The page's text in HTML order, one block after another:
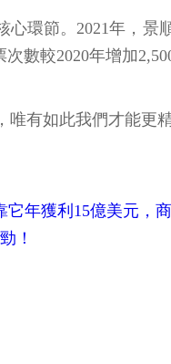
心環節。2021年，
數較2020年增加
有如此我們才能更
年獲利15億美元，
！